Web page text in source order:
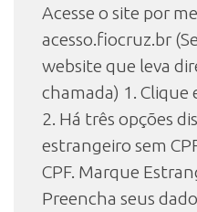
Acesse o site por
acesso.fiocruz.br
website que leva
chamada) 1. Clique
2. Há três opções
estrangeiro sem
CPF. Marque
Preencha seus